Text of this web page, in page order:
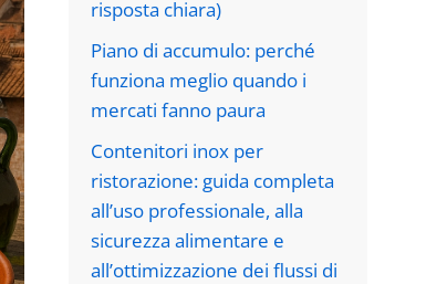
risposta chiara)
Piano di accumulo: perché
funziona meglio quando i
mercati fanno paura
Contenitori inox per
ristorazione: guida completa
all’uso professionale, alla
sicurezza alimentare e
all’ottimizzazione dei flussi di